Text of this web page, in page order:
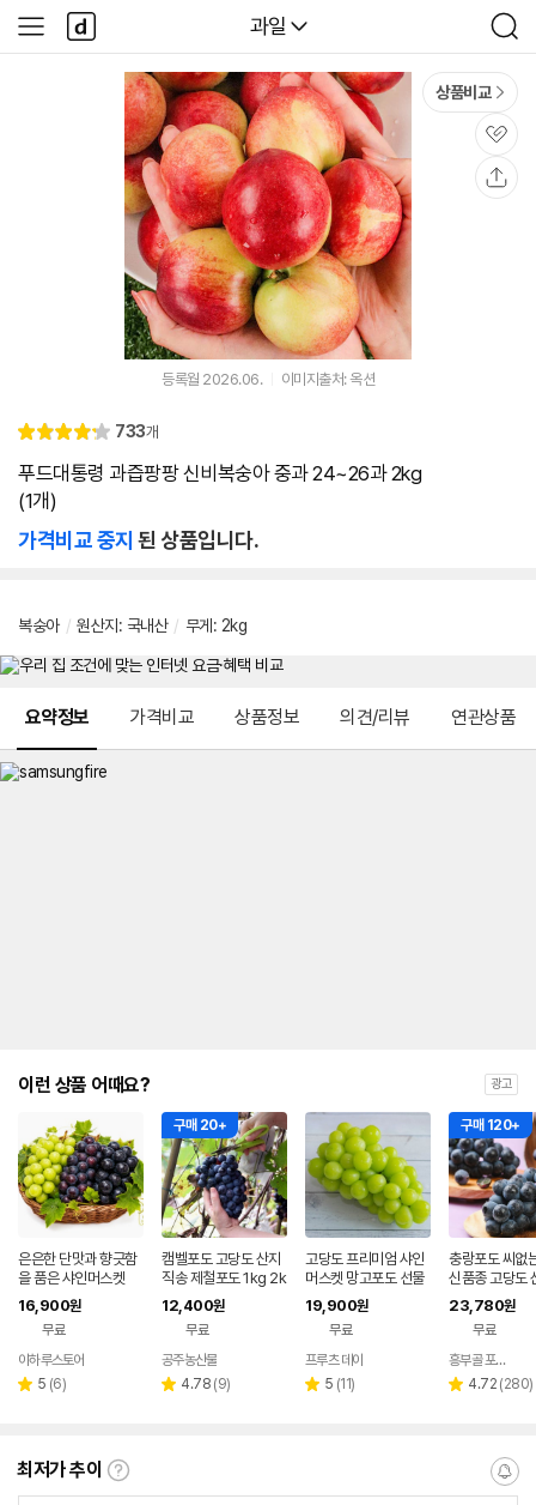
다나와
과일
검
색
사
이
다
나
와
상품비교
관
심
등록월 2026.06. 이미지출처: 옥션
별
4.
리
733개
푸드대통령 과즙팡팡 신비복숭아 중과 24~26과 2kg
(1개)
가격비교 중지 된 상품입니다.
복숭아 / 원산지 : 국내산 / 무게 : 2kg
요약정보 가격비교 상품정보 의견/리뷰 연관상품
이런 상품 어때요? 광고
은은한 단맛과 향긋함
을 품은 샤인머스켓
16,900원
무료
이하루스토어
별 5 리
(6)
구매 20+
캠벨포도 고당도 산지
직송 제철포도 1kg 2k
g
12,400원
무료
공주농산물
별 4.78 리
(9)
고당도 프리미엄 샤인
머스켓 망고포도 선물
세트 과일선물
19,900원
무료
프루츠 데이
별 5 리
(11)
구매 120+
충랑포도 씨없
신품종 고당도
송
23,780원
무료
흥부골 포동포도
별 4.72 리
(280)
최저가 추이
최
알